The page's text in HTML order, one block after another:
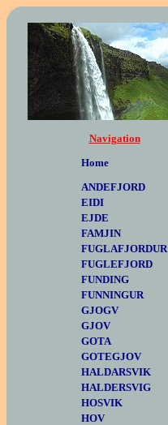
Navigation
Home
ANDEFJORD
EIDI
EJDE
FAMJIN
FUGLAFJORDUR
FUGLEFJORD
FUNDING
FUNNINGUR
GJOGV
GJOV
GOTA
GOTEGJOV
HALDARSVIK
HALDERSVIG
HOSVIK
HOV